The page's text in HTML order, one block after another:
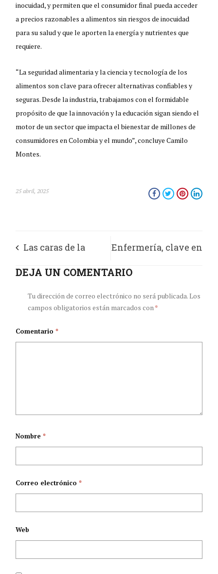
inocuidad, y permiten que el consumidor final pueda acceder
a precios razonables a alimentos sin riesgos de inocuidad
para su salud y que le aporten la energía y nutrientes que
requiere.
“La seguridad alimentaria y la ciencia y tecnología de los
alimentos son clave para ofrecer alternativas confiables y
seguras. Desde la industria, trabajamos con el formidable
propósito de que la innovación y la educación sigan siendo el
motor de un sector que impacta el bienestar de millones de
consumidores en Colombia y el mundo”, concluye Camilo
Montes.
25 abril, 2025
Las caras de la
bioética en las
epidemias y
Enfermería, clave en
la prevención de
enfermedades de la
adulta
DEJA UN COMENTARIO
Tu dirección de correo electrónico no será publicada.Los
campos obligatorios están marcados con*
Comentario*
Nombre*
Correo electrónico*
Web